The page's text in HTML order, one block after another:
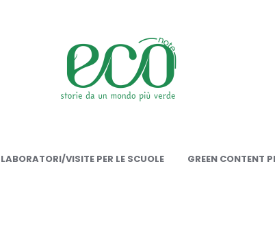
LABORATORI/VISITE PER LE SCUOLE GREEN CONTENT